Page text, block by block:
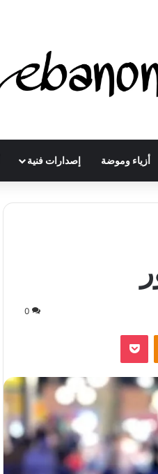
أزياء وموضة إصدارات فنية
0
Odnoklassniki
‫Pocket